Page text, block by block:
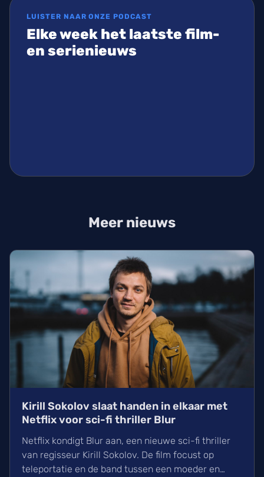
LUISTER NAAR ONZE PODCAST
Elke week het laatste film-
en serienieuws
Meer nieuws
Kirill Sokolov slaat handen in elkaar met
Netflix voor sci-fi thriller Blur
Netflix kondigt Blur aan, een nieuwe sci-fi thriller
van regisseur Kirill Sokolov. De film focust op
teleportatie en de band tussen een moeder en